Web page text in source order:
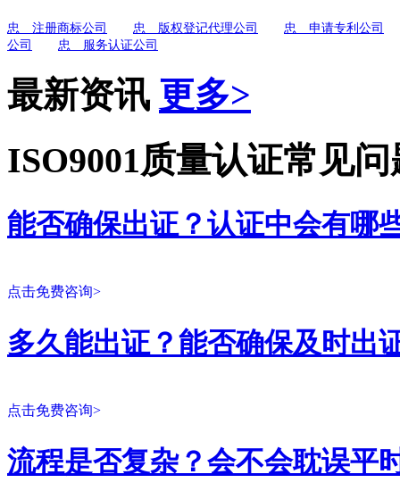
忠 注册商标公司 忠 版权登记代理公司
忠 申请专利公司
公司
忠 服务认证公司
最新资讯 更多>
ISO9001质量认证常见
能否确保出证？认证中会有哪
点击免费咨询>
多久能出证？能否确保及时出
点击免费咨询>
流程是否复杂？会不会耽误平